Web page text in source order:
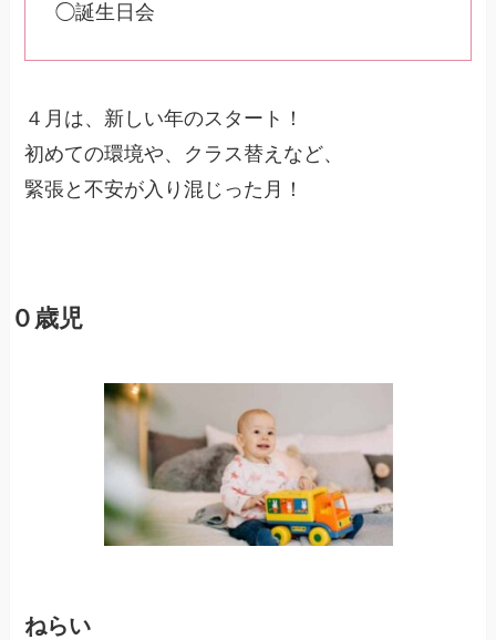
◯誕生日会
４月は、新しい年のスタート！
初めての環境や、クラス替えなど、
緊張と不安が入り混じった月！
０歳児
ねらい